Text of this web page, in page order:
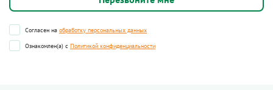
Согласен на обработку персональных данных
Ознакомлен(а) с Политикой конфиденциальности